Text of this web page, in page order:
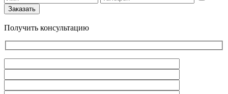
Получить консультацию